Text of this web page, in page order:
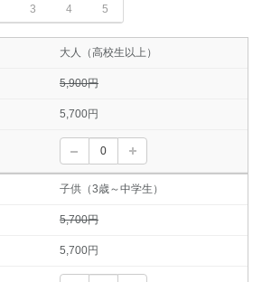
3 4 5
大人（高校生以上）
5,900円
5,700円
子供（3歳～中学生）
5,700円
5,700円